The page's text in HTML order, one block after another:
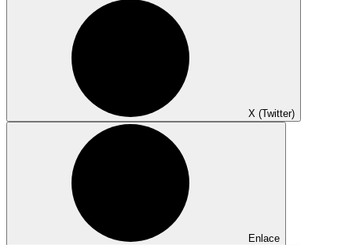
X (Twitter)
Enlace